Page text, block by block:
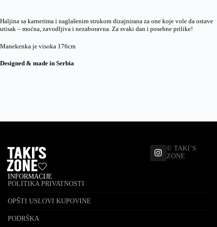
Haljina sa karnerima i naglašenim strukom dizajnirana za one koje vole da ostave
utisak – moćna, zavodljiva i nezaboravna. Za svaki dan i posebne prilike!
Manekenka je visoka 176cm
Designed & made in Serbia
© TAKI’S
ZONE
INFORMACIJE
POLITIKA PRIVATNOSTI
OPŠTI USLOVI KUPOVINE
PODRŠKA